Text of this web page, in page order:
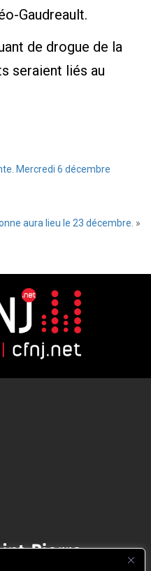
Gaudreault.
de drogue de la
seraient liés au
Mercredi 6 décembre
aura lieu le 23 décembre. »